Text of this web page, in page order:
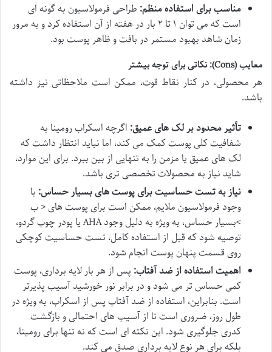
مناسب برای استفاده منظم: طراحی فرمولاسیون به گونه ای
است که می توان ۱ تا ۲ بار در هفته از آن استفاده کرد و به مرور
زمان شاهد بهبود مستمر در بافت و ظاهر پوست بود.
معایب (Cons): نکاتی برای توجه بیشتر
هر محصولی، در کنار نقاط قوت، ممکن است ملاحظاتی نیز داشته
باشد.
تأثیر محدود بر لک های عمیق: اگرچه اسکراب رومینا به
شفافیت کلی پوست کمک می کند، اما نباید انتظار داشت که
لک های عمیق یا مزمن را به تنهایی از بین ببرد. برای این موارد،
شاید نیاز به محصولات تخصصی تری باشد.
نیاز به تست حساسیت برای پوست های بسیار حساس: با
وجود فرمولاسیون ملایم، ممکن است برای پوست های < ب
>بسیار حساس، به ویژه به دلیل وجود AHA یا پودر چوب گردو،
توصیه شود که قبل از استفاده کامل، تست حساسیت کوچکی
روی قسمت پنهان پوست انجام شود.
اهمیت استفاده از ضد آفتاب: پس از هر بار لایه برداری، پوست
کمی حساس تر می شود و در برابر نور خورشید آسیب پذیرتر
است. بنابراین، استفاده از ضد آفتاب پس از اسکراب، به ویژه در
طول روز، ضروری است تا از آسیب های احتمالی و بازگشت
کدری جلوگیری شود. این نکته ای است که نه تنها برای رومینا،
بلکه برای هر نوع لایه برداری صدق می کند.